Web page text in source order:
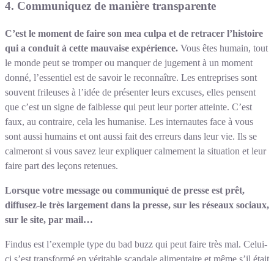
4. Communiquez de manière transparente
C’est le moment de faire son mea culpa et de retracer l’histoire
qui a conduit à cette mauvaise expérience. Vous êtes humain, tout
le monde peut se tromper ou manquer de jugement à un moment
donné, l’essentiel est de savoir le reconnaître. Les entreprises sont
souvent frileuses à l’idée de présenter leurs excuses, elles pensent
que c’est un signe de faiblesse qui peut leur porter atteinte. C’est
faux, au contraire, cela les humanise. Les internautes face à vous
sont aussi humains et ont aussi fait des erreurs dans leur vie. Ils se
calmeront si vous savez leur expliquer calmement la situation et leur
faire part des leçons retenues.
Lorsque votre message ou communiqué de presse est prêt,
diffusez-le très largement dans la presse, sur les réseaux sociaux,
sur le site, par mail…
Findus est l’exemple type du bad buzz qui peut faire très mal. Celui-
ci s’est transformé en véritable scandale alimentaire et même s’il était